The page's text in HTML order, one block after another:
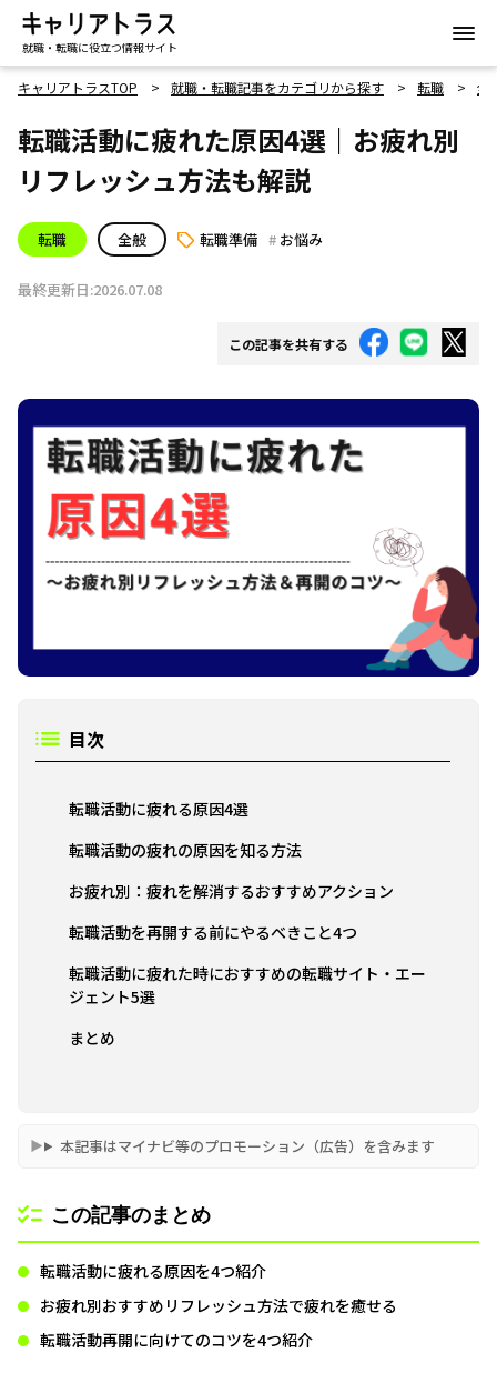
就職・転職に役立つ情報サイト
キャリアトラスTOP 就職・転職記事をカテゴリから探す 転職 全
転職活動に疲れた原因4選｜お疲れ別
リフレッシュ方法も解説
転職 全般 転職準備 お悩み
最終更新日:2026.07.08
この記事を共有する
目次
転職活動に疲れる原因4選
転職活動の疲れの原因を知る方法
お疲れ別：疲れを解消するおすすめアクション
転職活動を再開する前にやるべきこと4つ
転職活動に疲れた時におすすめの転職サイト・エー
ジェント5選
まとめ
本記事はマイナビ等のプロモーション（広告）を含みます
この記事のまとめ
転職活動に疲れる原因を4つ紹介
お疲れ別おすすめリフレッシュ方法で疲れを癒せる
転職活動再開に向けてのコツを4つ紹介